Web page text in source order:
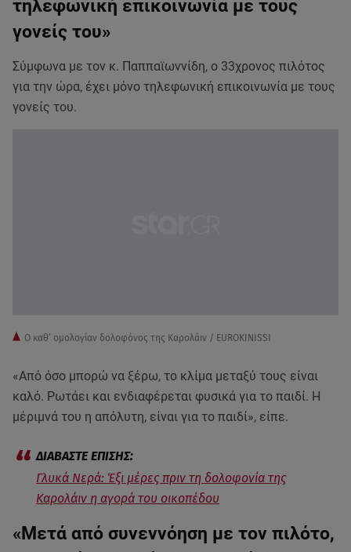
τηλεφωνική επικοινωνία με τους
γονείς του»
Σύμφωνα με τον κ. Παππαϊωννίδη, ο 33χρονος πιλότος
για την ώρα, έχει μόνο τηλεφωνική επικοινωνία με τους
γονείς του.
Ο καθ’ ομολογίαν δολοφόνος της Καρολάιν / EUROKINISSI
«Από όσο μπορώ να ξέρω, το κλίμα μεταξύ τους είναι
καλό. Ρωτάει και ενδιαφέρεται φυσικά για το παιδί. Η
μέριμνά του η απόλυτη, είναι για το παιδί», είπε.
Γλυκά Νερά: Έξι μέρες πριν τη δολοφονία της
Καρολάιν η αγορά του οικοπέδου
«Μετά από συνεννόηση με τον πιλότο,